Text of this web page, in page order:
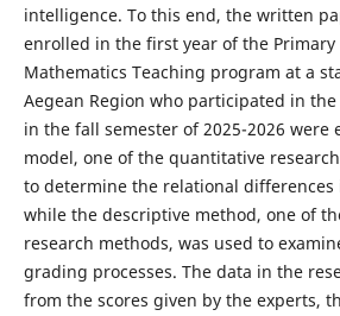
intelligence. To this end, the written
enrolled in the first year of the Primary
Mathematics Teaching program at a
Aegean Region who participated in the
in the fall semester of 2025-2026 were
model, one of the quantitative
to determine the relational differences
while the descriptive method, one of
research methods, was used to
grading processes. The data in the
from the scores given by the experts,